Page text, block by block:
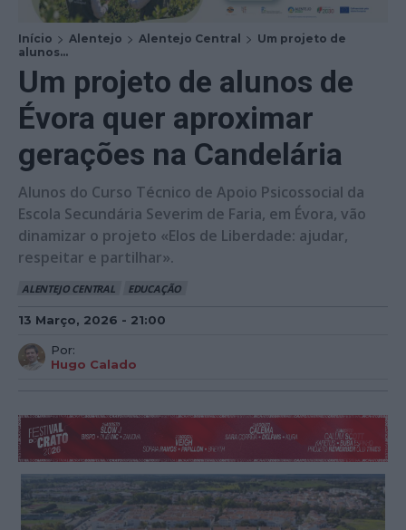
Início Alentejo Alentejo Central
Um projeto de
alunos...
Um projeto de alunos de
Évora quer aproximar
gerações na Candelária
Alunos do Curso Técnico de Apoio Psicossocial da
Escola Secundária Severim de Faria, em Évora, vão
dinamizar o projeto «Elos de Liberdade: ajudar,
respeitar e partilhar».
ALENTEJO CENTRAL EDUCAÇÃO
13 Março, 2026 - 21:00
Por:
Hugo Calado